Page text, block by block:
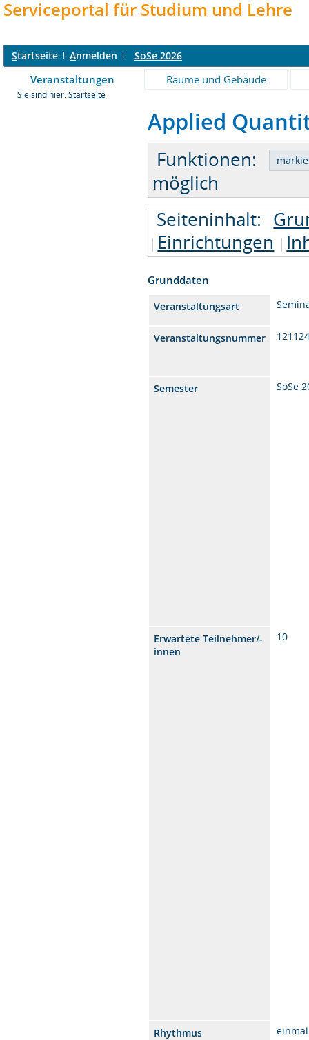
Serviceportal für Studium und Lehre
Startseite Anmelden SoSe 2026
Veranstaltungen Räume und Gebäude
Sie sind hier: Startseite
Applied
Funktionen:
möglich
Seiteninhalt:
Einrichtungen
Grunddaten
Veranstaltungsart
Veranstaltungsnummer
Semester SoSe
Erwartete Teilnehmer/-
innen
10
Rhythmus